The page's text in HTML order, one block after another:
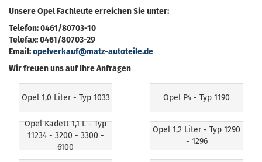
Unsere Opel Fachleute erreichen Sie unter:
Telefon: 0461/80703-10
Telefax: 0461/80703-29
Email:opelverkauf@matz-autoteile.de
Wir freuen uns auf Ihre Anfragen
Opel 1,0 Liter - Typ 1033 Opel P4 - Typ 1190
Opel Kadett 1,1 L - Typ
11234 - 3200 - 3300 -
6100
Opel 1,2 Liter - Typ 1290
- 1296